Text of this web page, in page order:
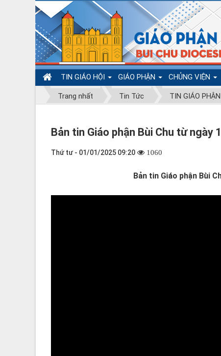
TIN GIÁO HỘI GIÁO PHẬN CHỦNG VIỆN
Trang nhất Tin Tức TIN GIÁO PHẬN
Bản tin Giáo phận Bùi Chu từ
Thứ tư - 01/01/2025 09:20 1060
Bản tin Giáo phận Bùi